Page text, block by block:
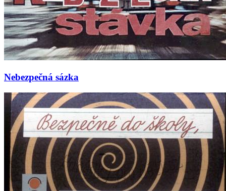
Nebezpečná sázka